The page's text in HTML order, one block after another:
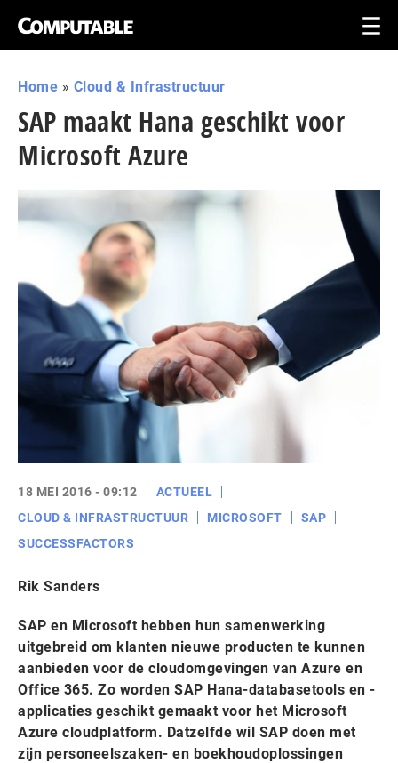
Home » Cloud & Infrastructuur
SAP maakt Hana geschikt voor
Microsoft Azure
18 MEI 2016 - 09:12
ACTUEEL
CLOUD & INFRASTRUCTUUR
MICROSOFT
SAP
SUCCESSFACTORS
Rik Sanders
SAP en Microsoft hebben hun samenwerking
uitgebreid om klanten nieuwe producten te kunnen
aanbieden voor de cloudomgevingen van Azure en
Office 365. Zo worden SAP Hana-databasetools en -
applicaties geschikt gemaakt voor het Microsoft
Azure cloudplatform. Datzelfde wil SAP doen met
zijn personeelszaken- en boekhoudoplossingen